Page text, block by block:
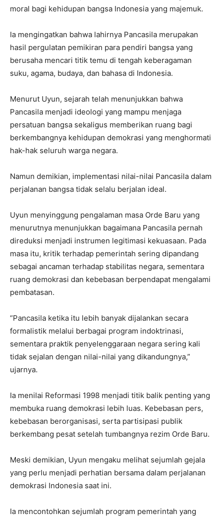
moral bagi kehidupan bangsa Indonesia yang majemuk.
Ia mengingatkan bahwa lahirnya Pancasila merupakan
hasil pergulatan pemikiran para pendiri bangsa yang
berusaha mencari titik temu di tengah keberagaman
suku, agama, budaya, dan bahasa di Indonesia.
Menurut Uyun, sejarah telah menunjukkan bahwa
Pancasila menjadi ideologi yang mampu menjaga
persatuan bangsa sekaligus memberikan ruang bagi
berkembangnya kehidupan demokrasi yang menghormati
hak-hak seluruh warga negara.
Namun demikian, implementasi nilai-nilai Pancasila dalam
perjalanan bangsa tidak selalu berjalan ideal.
Uyun menyinggung pengalaman masa Orde Baru yang
menurutnya menunjukkan bagaimana Pancasila pernah
direduksi menjadi instrumen legitimasi kekuasaan. Pada
masa itu, kritik terhadap pemerintah sering dipandang
sebagai ancaman terhadap stabilitas negara, sementara
ruang demokrasi dan kebebasan berpendapat mengalami
pembatasan.
“Pancasila ketika itu lebih banyak dijalankan secara
formalistik melalui berbagai program indoktrinasi,
sementara praktik penyelenggaraan negara sering kali
tidak sejalan dengan nilai-nilai yang dikandungnya,”
ujarnya.
Ia menilai Reformasi 1998 menjadi titik balik penting yang
membuka ruang demokrasi lebih luas. Kebebasan pers,
kebebasan berorganisasi, serta partisipasi publik
berkembang pesat setelah tumbangnya rezim Orde Baru.
Meski demikian, Uyun mengaku melihat sejumlah gejala
yang perlu menjadi perhatian bersama dalam perjalanan
demokrasi Indonesia saat ini.
Ia mencontohkan sejumlah program pemerintah yang